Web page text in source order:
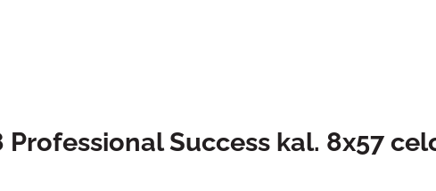
Professional Success kal. 8x57